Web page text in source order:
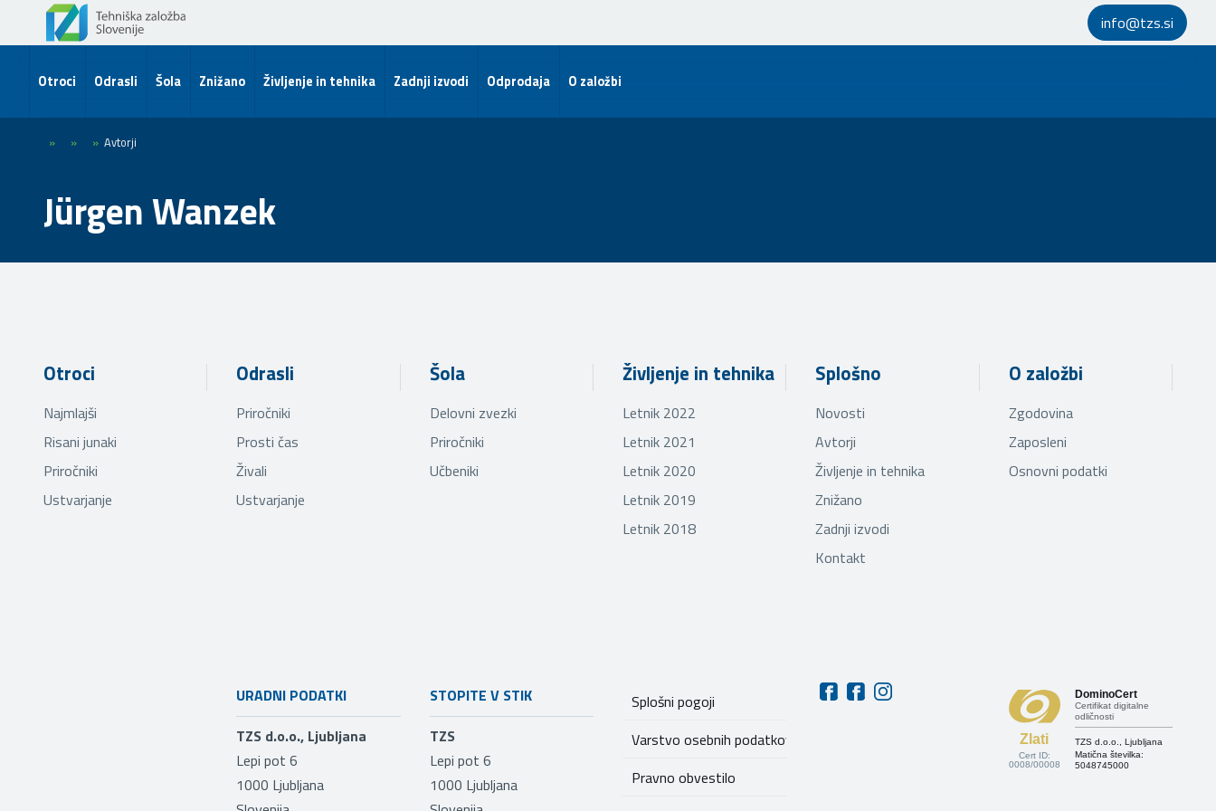
info@tzs.si
Otroci Odrasli Šola Znižano Življenje in tehnika Zadnji izvodi Odprodaja O založbi
» » » Avtorji
Jürgen Wanzek
Otroci
Najmlajši
Risani junaki
Priročniki
Ustvarjanje
Odrasli
Priročniki
Prosti čas
Živali
Ustvarjanje
Šola
Delovni zvezki
Priročniki
Učbeniki
Življenje in tehnika
Letnik 2022
Letnik 2021
Letnik 2020
Letnik 2019
Letnik 2018
Splošno
Novosti
Avtorji
Življenje in tehnika
Znižano
Zadnji izvodi
Kontakt
O založbi
Zgodovina
Zaposleni
Osnovni podatki
URADNI PODATKI
TZS d.o.o., Ljubljana
Lepi pot 6
1000 Ljubljana
STOPITE V STIK
TZS
Lepi pot 6
1000 Ljubljana
Splošni pogoji
Varstvo osebnih podatkov
Pravno obvestilo
Zlati
Cert ID:
0008/00008
DominoCert
Certifikat digitalne
odličnosti
TZS d.o.o., Ljubljana
Matična številka:
5048745000